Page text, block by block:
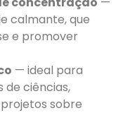
calmante, que
e promover
— ideal para
de ciências,
sobre